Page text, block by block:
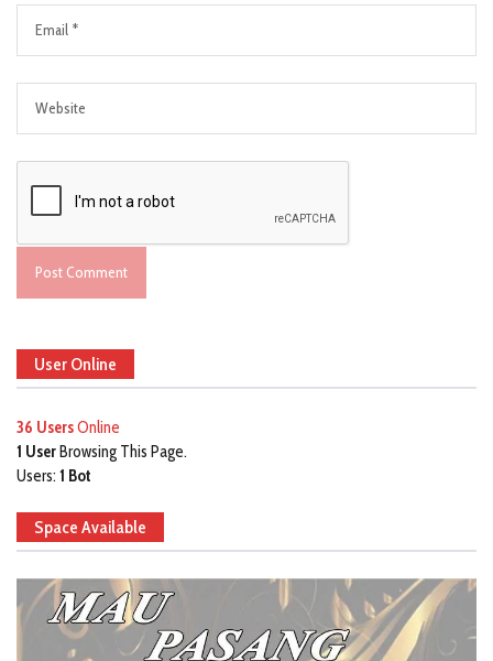
User Online
36 UsersOnline
1 UserBrowsing This Page.
Users: 1 Bot
Space Available